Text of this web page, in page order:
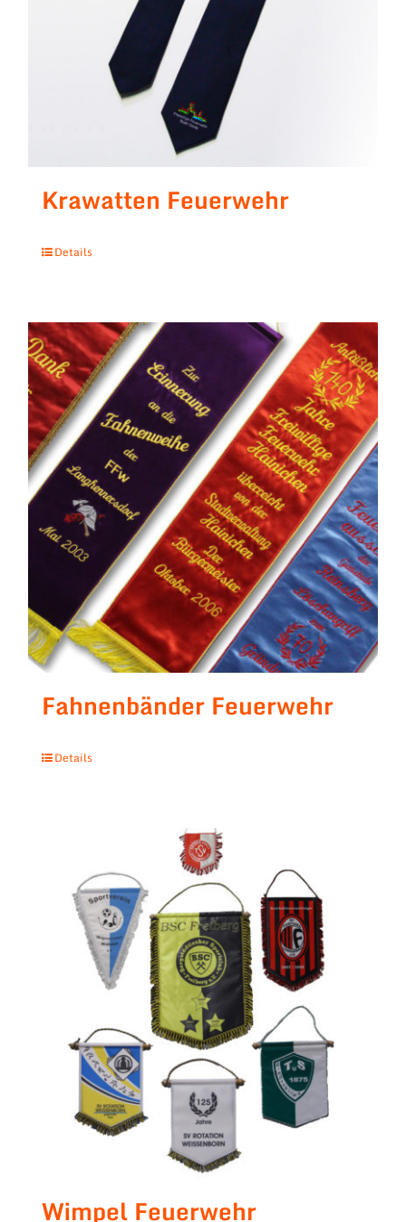
Krawatten Feuerwehr
Details
Fahnenbänder Feuerwehr
Details
Wimpel Feuerwehr